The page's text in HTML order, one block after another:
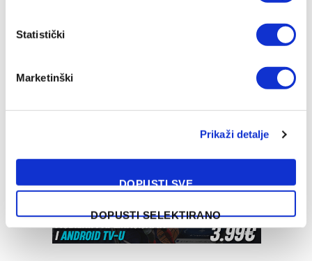
Statistički
Marketinški
Prikaži detalje
DOPUSTI SVE
DOPUSTI SELEKTIRANO